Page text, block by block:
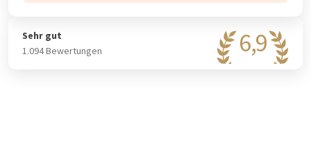
6,9
Sehr gut
1.094 Bewertungen